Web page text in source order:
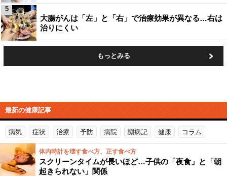
大腸がんは「左」と「右」で治療効果が異なる…右は
治りにくい
5
もっとみる
最新の健康記事
病気 症状 治療 予防 病院 闘病記 健康 コラム
体内時計を壊す食べ方、正す食べ方
スクリーンタイムが長いほど…子供の「夜食」と「朝
起きられない」関係